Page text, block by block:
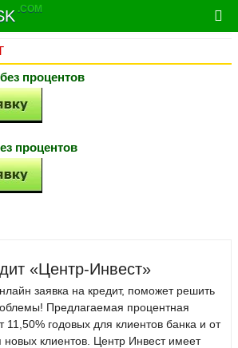
.COM
процентов
процентов
«Центр-Инвест»
заявка на кредит, поможет решить
Предлагаемая процентная
11,50% годовых для клиентов банка и от
новых клиентов. Центр Инвест имеет